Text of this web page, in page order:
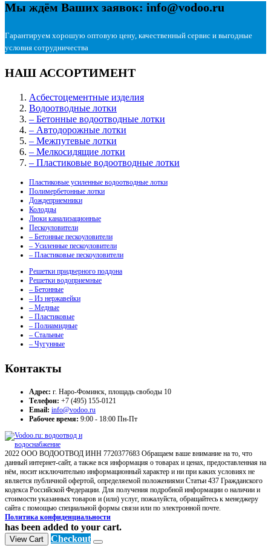
Мы ждём Ваших заявок: info@vodoo.ru
Гарантируем хорошую оптовую цену, качественный сервис и выгодные
условия сотрудничества
НАШ АССОРТИМЕНТ
Асбестоцементные изделия
Водоотводные лотки
– Бетонные водоотводные лотки
– Автодорожные лотки
– Межпутевые лотки
– Мелкосидящие лотки
– Пластиковые водоотводные лотки
Пластиковые усиленные водоотводные лотки
Полимербетонные лотки
Дождеприемники
Колодцы
Люки канализационные
Пескоуловители
– Бетонные пескоуловители
– Усиленные пескоуловители
– Пластиковые пескоуловители
Решетки придверного поддона
Решетки водоприемные
– Бетонные
– Из нержавейки
– Медные
– Пластиковые
– Полиамидные
– Стальные
– Чугунные
Контакты
Адрес: г. Наро-Фоминск, площадь свободы 10
Телефон: +7 (495) 155-0121
Email: info@vodoo.ru
Рабочее время: 9:00 - 18:00 Пн-Пт
2022 ООО ВОДООТВОД ИНН 7720377683 Обращаем ваше внимание на то, что
данный интернет-сайт, а также вся информация о товарах и ценах, предоставленная на
нём, носит исключительно информационный характер и ни при каких условиях не
является публичной офертой, определяемой положениями Статьи 437 Гражданского
кодекса Российской Федерации. Для получения подробной информации о наличии и
стоимости указанных товаров и (или) услуг, пожалуйста, обращайтесь к менеджеру
сайта с помощью специальной формы связи или по электронной почте.
Политика конфиденциальности
has been added to your cart.
View Cart Checkout